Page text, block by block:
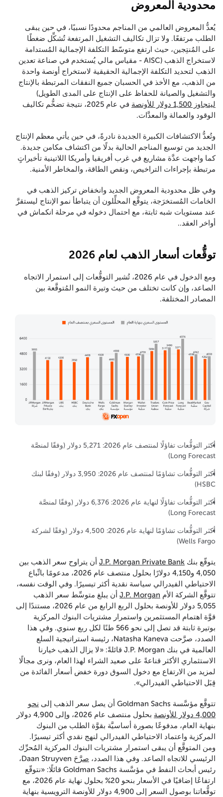
محدودية المعروض
يُعدُّ المعروض العالمي من المناجم محدودًا نسبيًا، في حين يبقى
الطلب مرتفعًا. ولا تزال تكاليف التشغيل المرتفعة تُشكِّل ضغطًا
على المُنتِجين، حيث ارتفع متوسّط التكلفة الإجمالية المُستدامة
لاستخراج الذهب (AISC - مقياس مالي يُستخدم في صناعة تعدين
الذهب لتحديد التكلفة الإجمالية الحقيقية لاستخراج أونصة واحدة
من الذهب، مع الأخذ في الحسبان جميع النفقات المرتبطة بالإنتاج
والتشغيل والصيانة للحفاظ على الإنتاج على المدى الطويل)
ليتجاوز 1,500 دولار للأونصة
في عام 2025، نتيجة تضخُّم تكاليف
الوقود والعمالة والمعدَّات.
وتُعدُّ الاكتشافات الكبيرة الجديدة نادرةً، في حين يأتي معظم الإنتاج
الجديد من توسيع المناجم الحالية بدلًا من اكتشاف مكامن جديدة.
كما واجهت عدَّة مشاريع في غرب أفريقيا وأمريكا اللاتينية تأخيراتٍ
مرتبطة بإجراءات التراخيص، ونقص الطاقة، والمخاطر الأمنية.
وفي ظل محدودية المعروض الجديد وانخفاض تركيز الذهب في
الخامات المُستخرَجة، يتوقَّع المحلِّلون أن يتباطأ نمو الإنتاج ليستقرَّ
عند مستويات شبه ثابتة، مع احتمال دخوله في مرحلة انكماش في
أواخر العقد..
توقُّعات أسعار الذهب لعام 2026
ومع الدخول في عام 2026، تُشير التوقُّعات إلى استمرار الاتجاه
الصاعد، وإن كانت تختلف من حيث وتيرة النمو المُتوقَّعة بين
المصادر المختلفة.
أكثر التوقُّعات تفاؤلًا لمنتصف عام 2026: 5,271 دولار (وفقًا لمنصَّة
Long Forecast)
أكثر التوقُّعات تشاؤمًا لمنتصف عام 2026: 3,950 دولار (وفقًا لبنك
HSBC)
أكثر التوقُّعات تفاؤلًا لنهاية عام 2026: 6,376 دولار (وفقًا لمنصَّة
Long Forecast)
أكثر التوقُّعات تشاؤمًا لنهاية عام 2026: 4,500 دولار (وفقًا لشركة
Wells Fargo)
يتوقّع بنك J.P. Morgan Private Bank أن يتراوح سعر الذهب بين
4,050 و4,150 دولارًا بحلول منتصف عام 2026، مدعومًا باتِّباع
الاحتياطي الفيدرالي سياسة نقدية أكثر تيسيرًا. وفي الوقت نفسه،
تتوقَّع الشركة الأم J.P. Morgan أن يبلغ متوسِّط سعر الذهب
5,055 دولار للأونصة بحلول الربع الرابع من عام 2026، مستندًا إلى
قوَّة اهتمام المستثمرين واستمرار مشتريات البنوك المركزية
بوتيرة ثابتة قد تصل إلى نحو 566 طنًا لكل ربع سنوي. وفي هذا
الصدد، صرَّحت Natasha Kaneva، رئيسة استراتيجية السلع
العالمية في بنك J.P. Morgan قائلةً: «لا يزال الذهب خيارنا
الاستثماري الأكثر قناعةً على صعيد الشراء لهذا العام، ونرى مجالًا
لمزيد من الارتفاع مع دخول السوق دورة خفض أسعار الفائدة من
قِبَل الاحتياطي الفيدرالي».
تتوقَّع مؤسَّسة Goldman Sachs أن يصل سعر الذهب إلى
نحو
4,000 دولار للأونصة
بحلول منتصف عام 2026، وإلى 4,900 دولار
بنهاية العام، مدفوعًا بصورة أساسيَّة بقوَّة الطلب من البنوك
المركزية واعتماد الاحتياطي الفيدرالي لنهج نقدي أكثر تيسيرًا.
ومن المتوقَّع أن يبقى استمرار مشتريات البنوك المركزية المُحرِّك
الرئيسي للاتجاه الصاعد. وفي هذا الصدد، صرَّحَ
Daan Struyven،
رئيس أبحاث النفط في مؤسَّسة Goldman Sachs قائلًا: «نتوقّع
ارتفاعًا إضافيًا في الأسعار بنحو 20% بحلول نهاية عام 2026، مع
توقُّعاتنا بوصول السعر إلى 4,900 دولار للأونصة الترويسية بنهاية